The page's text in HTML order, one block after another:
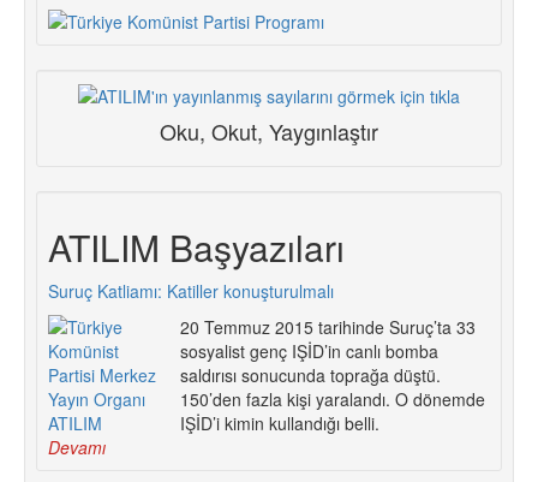
Oku, Okut, Yaygınlaştır
ATILIM Başyazıları
Suruç Katliamı: Katiller konuşturulmalı
20 Temmuz 2015 tarihinde Suruç’ta 33
sosyalist genç IŞİD’in canlı bomba
saldırısı sonucunda toprağa düştü.
150’den fazla kişi yaralandı. O dönemde
IŞİD’i kimin kullandığı belli.
Devamı